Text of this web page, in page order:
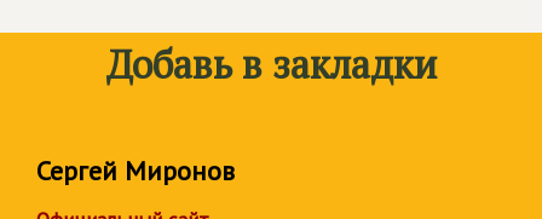
Добавь в закладки
Сергей Миронов